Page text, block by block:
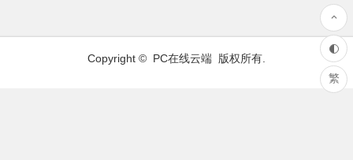
Copyright © PC在线云端 版权所有.
繁